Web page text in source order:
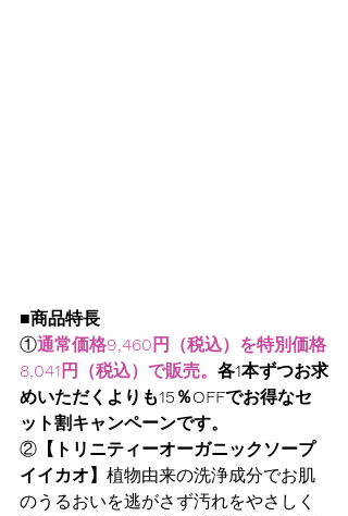
■商品特長
①通常価格9,460円（税込）を特別価格
8,041円（税込）で販売。 各1本ずつお求
めいただくよりも15％OFFでお得なセ
ット割キャンペーンです。
② 【トリニティーオーガニックソープ
イイカオ】 植物由来の洗浄成分でお肌
のうるおいを逃がさず汚れをやさしく